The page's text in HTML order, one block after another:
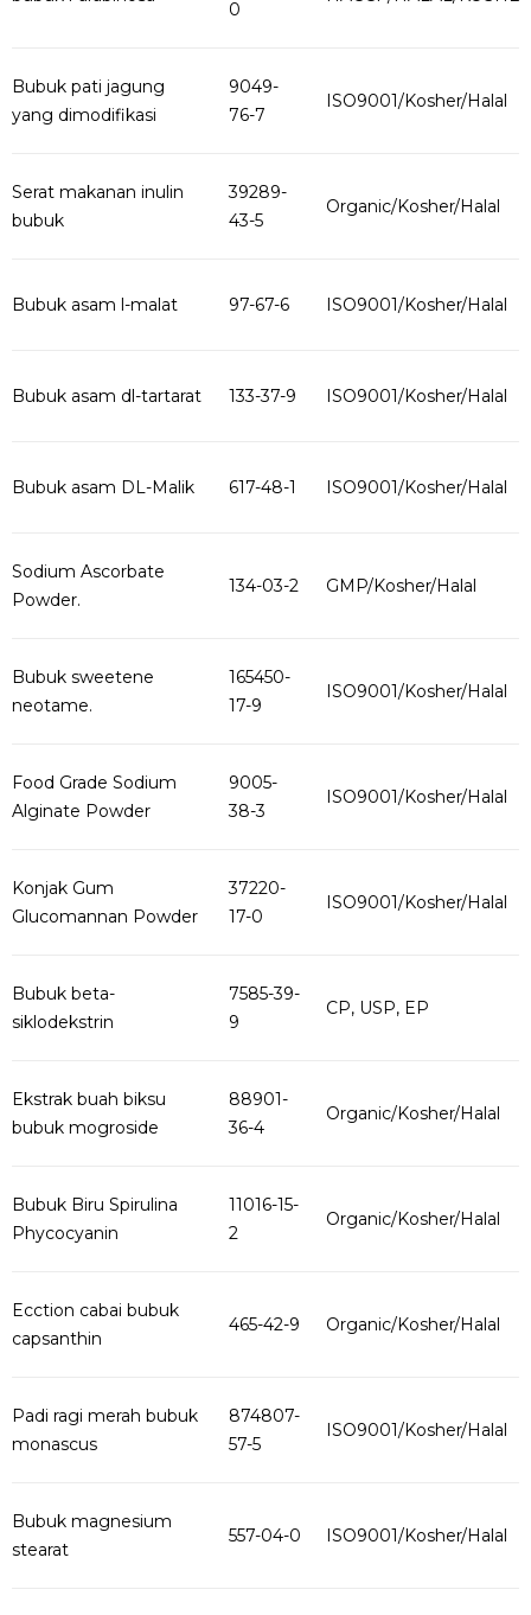
0
Bubuk pati jagung
yang dimodifikasi
9049-
76-7
ISO9001/Kosher/Halal
Serat makanan inulin
bubuk
39289-
43-5
Organic/Kosher/Halal
Bubuk asam l-malat 97-67-6 ISO9001/Kosher/Halal
Bubuk asam dl-tartarat 133-37-9 ISO9001/Kosher/Halal
Bubuk asam DL-Malik 617-48-1 ISO9001/Kosher/Halal
Sodium Ascorbate
Powder.
134-03-2 GMP/Kosher/Halal
Bubuk sweetene
neotame.
165450-
17-9
ISO9001/Kosher/Halal
Food Grade Sodium
Alginate Powder
9005-
38-3
ISO9001/Kosher/Halal
Konjak Gum
Glucomannan Powder
37220-
17-0
ISO9001/Kosher/Halal
Bubuk beta-
siklodekstrin
7585-39-
9
CP, USP, EP
Ekstrak buah biksu
bubuk mogroside
88901-
36-4
Organic/Kosher/Halal
Bubuk Biru Spirulina
Phycocyanin
11016-15-
2
Organic/Kosher/Halal
Ecction cabai bubuk
capsanthin
465-42-9 Organic/Kosher/Halal
Padi ragi merah bubuk
monascus
874807-
57-5
ISO9001/Kosher/Halal
Bubuk magnesium
stearat
557-04-0 ISO9001/Kosher/Halal